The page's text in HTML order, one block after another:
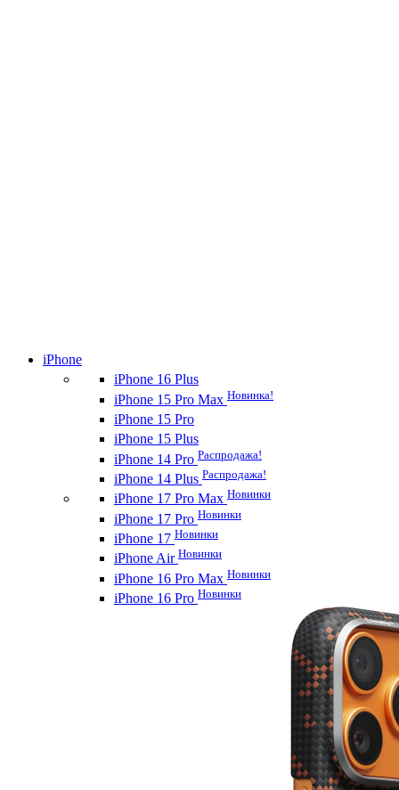
iPhone
iPhone 16 Plus
iPhone 15 Pro Max Новинка!
iPhone 15 Pro
iPhone 15 Plus
iPhone 14 Pro Распродажа!
iPhone 14 Plus Распродажа!
iPhone 17 Pro Max Новинки
iPhone 17 Pro Новинки
iPhone 17 Новинки
iPhone Air Новинки
iPhone 16 Pro Max Новинки
iPhone 16 Pro Новинки